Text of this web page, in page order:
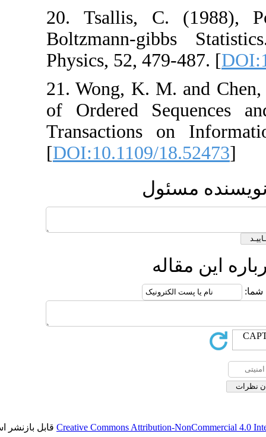
20. Tsallis, C.
Boltzmann-
Physics, 52, 479-
21. Wong, K. M.
of Ordered
Transactions
[DOI:10.1109/
Creative Commons Attribution-قابل بازنشر است.